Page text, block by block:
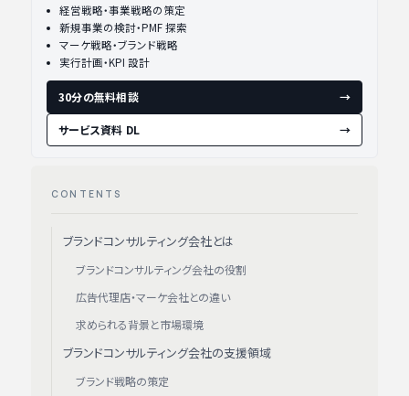
経営戦略・事業戦略の策定
新規事業の検討・PMF 探索
マーケ戦略・ブランド戦略
実行計画・KPI 設計
30分の無料相談 →
サービス資料 DL →
CONTENTS
ブランドコンサルティング会社とは
ブランドコンサルティング会社の役割
広告代理店・マーケ会社との違い
求められる背景と市場環境
ブランドコンサルティング会社の支援領域
ブランド戦略の策定